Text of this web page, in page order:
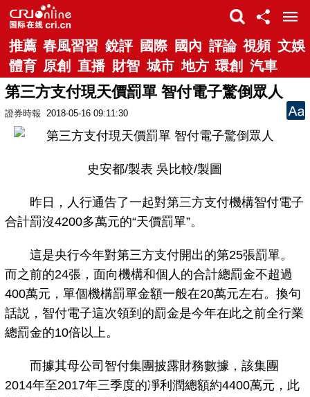
推薦 春風習習 銳評 國際 國內 評論 視頻 文娛
體育 原創 直播 財智 城市 地方 環創 汽車
第三方支付現天價罰單 智付電子驚倒眾人
證券時報 2018-05-16 09:11:30
史安都/製表 吳比較/製圖
昨日，人行通告了一起對第三方支付機構智付電子
合計罰沒4200多萬元的“天價罰單”。
這是央行今年對第三方支付開出的第25張罰單。
而之前的24張，面向機構和個人的合計總罰金不超過
400萬元，單個機構罰單金額一般在20萬元左右。換句
話説，智付電子這次領到的罰金是今年在此之前全行業
總罰金的10倍以上。
而據其母公司智付集團披露財務數據，該集團
2014年至2017年三季度的凈利潤總額約4400萬元，此